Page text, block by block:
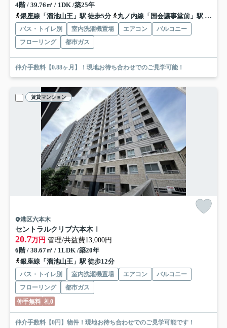
4階 / 39.76㎡ / 1DK /築25年
銀座線「溜池山王」駅 徒歩5分
丸ノ内線「国会議事堂前」駅 徒歩11分
バス・トイレ別 室内洗濯機置場 エアコン
バルコニー
フローリング
都市ガス
仲介手数料【0.88ヶ月】！現地お待ち合わせでのご見学可能！
賃貸マンション
港区六本木
セントラルクリブ六本木Ⅰ
20.7万円 管理/共益費13,000円
6階 / 38.67㎡ / 1LDK /築20年
銀座線「溜池山王」駅 徒歩12分
バス・トイレ別 室内洗濯機置場 エアコン
バルコニー
フローリング
都市ガス
仲手無料 礼0
仲介手数料【0円】物件！現地お待ち合わせでのご見学可能です！